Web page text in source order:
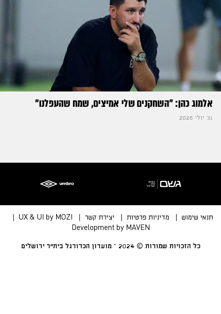
אלמוג כהן: "השחקנים שלי אמיצים, שמח שהעפלנו"
31 יולי 2026
תנאי שימוש מדיניות פרטיות יצירת קשר
UX & UI by MOZI
Development by MAVEN
כל הזכויות שמורות © 2024 – מועדון הכדורגל בית״ר ירושלים